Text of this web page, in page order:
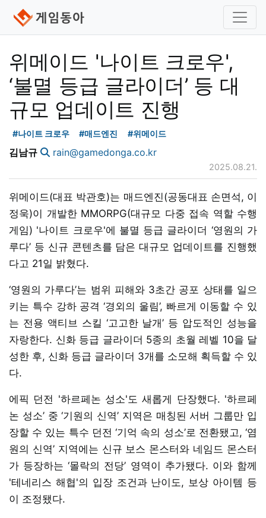
위메이드 '나이트 크로우',
‘불멸 등급 글라이더’ 등 대
규모 업데이트 진행
#나이트 크로우 #매드엔진 #위메이드
김남규 rain@gamedonga.co.kr
2025.08.21.
위메이드(대표 박관호)는 매드엔진(공동대표 손면석, 이
정욱)이 개발한 MMORPG(대규모 다중 접속 역할 수행
게임) '나이트 크로우'에 불멸 등급 글라이더 ‘영원의 가
루다’ 등 신규 콘텐츠를 담은 대규모 업데이트를 진행했
다고 21일 밝혔다.
‘영원의 가루다’는 범위 피해와 3초간 공포 상태를 일으
키는 특수 강하 공격 ‘경외의 울림’, 빠르게 이동할 수 있
는 전용 액티브 스킬 ‘고고한 날개’ 등 압도적인 성능을
자랑한다. 신화 등급 글라이더 5종의 초월 레벨 10을 달
성한 후, 신화 등급 글라이더 3개를 소모해 획득할 수 있
다.
에픽 던전 '하르페논 성소'도 새롭게 단장했다. '하르페
논 성소’ 중 ‘기원의 신역’ 지역은 매칭된 서버 그룹만 입
장할 수 있는 특수 던전 ‘기억 속의 성소’로 전환됐고, ‘염
원의 신역’ 지역에는 신규 보스 몬스터와 네임드 몬스터
가 등장하는 ‘몰락의 전당’ 영역이 추가됐다. 이와 함께
'테네리스 해협'의 입장 조건과 난이도, 보상 아이템 등
이 조정됐다.